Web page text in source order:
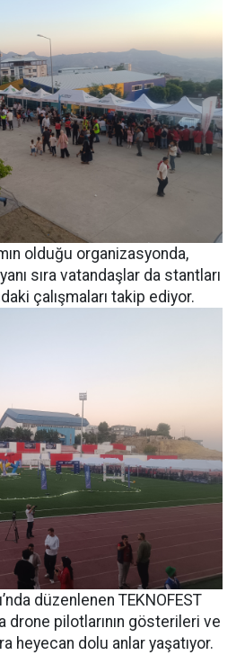
olduğu organizasyonda,
sıra vatandaşlar da stantları
çalışmaları takip ediyor.
düzenlenen TEKNOFEST
drone pilotlarının gösterileri ve
heyecan dolu anlar yaşatıyor.